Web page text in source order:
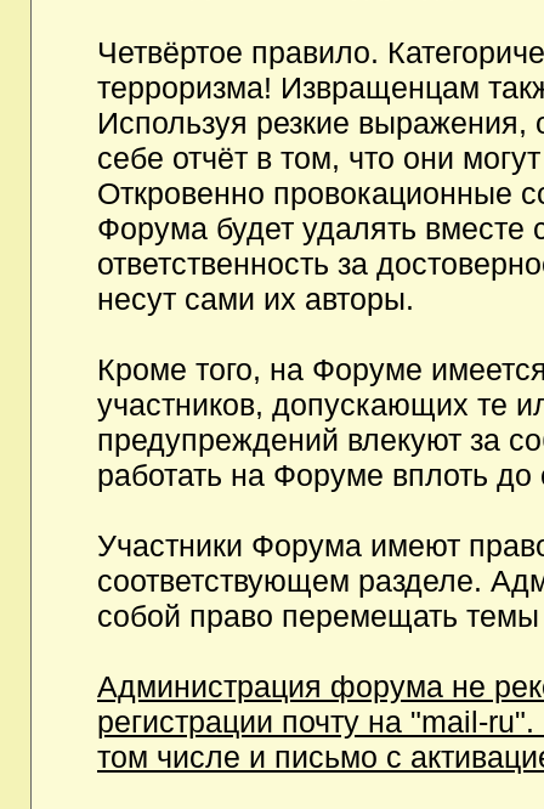
Четвёртое правило.
терроризма! Извращенцам
Используя резкие выражения,
себе отчёт в том, что они
Откровенно провокационные
Форума будет удалять вместе
ответственность за
несут сами их авторы.
Кроме того, на Форуме
участников, допускающих те
предупреждений влекуют за
работать на Форуме вплоть
Участники Форума имеют
соответствующем разделе.
собой право перемещать темы
Администрация форума не
регистрации почту на "mail-
том числе и письмо с